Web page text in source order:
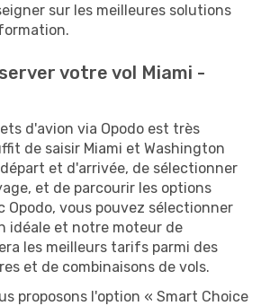
sur les meilleures solutions
votre vol Miami -
d'avion via Opodo est très
de saisir Miami et Washington
et d'arrivée, de sélectionner
et de parcourir les options
Opodo, vous pouvez sélectionner
idéale et notre moteur de
les meilleurs tarifs parmi des
et de combinaisons de vols.
proposons l'option « Smart Choice